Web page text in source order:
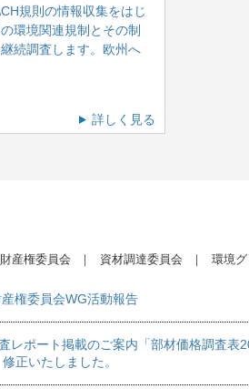
規則の情報収集をはじ
環境関連規制とその制
続調査します。欧州へ
詳しく見る
産権委員会 資材調達委員会 環境
権委員会WG活動報告
査レポート掲載のご案内「部材価格調査
正いたしました。